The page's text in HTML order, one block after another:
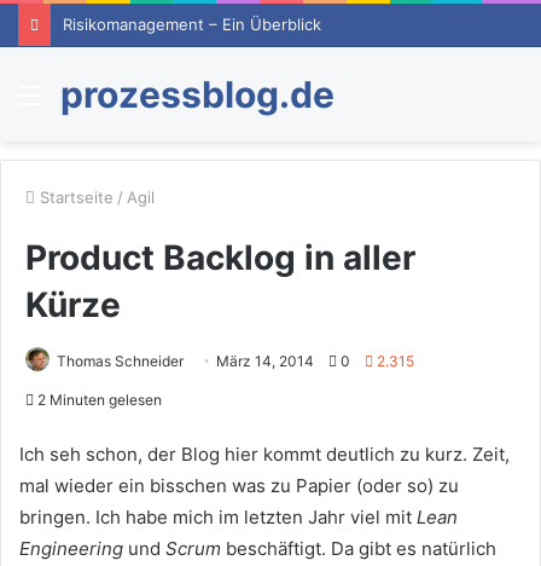
Risikomanagement – Ein Überblick
Menü
prozessblog.de
Startseite / Agil
Product Backlog in aller
Kürze
Thomas Schneider März 14, 2014 0 2.315
2 Minuten gelesen
Ich seh schon, der Blog hier kommt deutlich zu kurz. Zeit,
mal wieder ein bisschen was zu Papier (oder so) zu
bringen. Ich habe mich im letzten Jahr viel mit Lean
Engineering und Scrum beschäftigt. Da gibt es natürlich